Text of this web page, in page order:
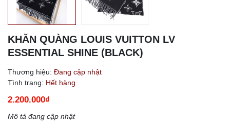
KHĂN QUÀNG LOUIS VUITTON LV
ESSENTIAL SHINE (BLACK)
Thương hiệu: Đang cập nhật
Tình trạng: Hết hàng
2.200.000₫
Mô tả đang cập nhật